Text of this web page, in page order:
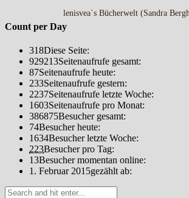
lenisvea`s Bücherwelt (Sandra
Count per Day
318Diese Seite:
929213Seitenaufrufe gesamt:
87Seitenaufrufe heute:
233Seitenaufrufe gestern:
2237Seitenaufrufe letzte Woche:
1603Seitenaufrufe pro Monat:
386875Besucher gesamt:
74Besucher heute:
1634Besucher letzte Woche:
223Besucher pro Tag:
13Besucher momentan online:
1. Februar 2015gezählt ab: